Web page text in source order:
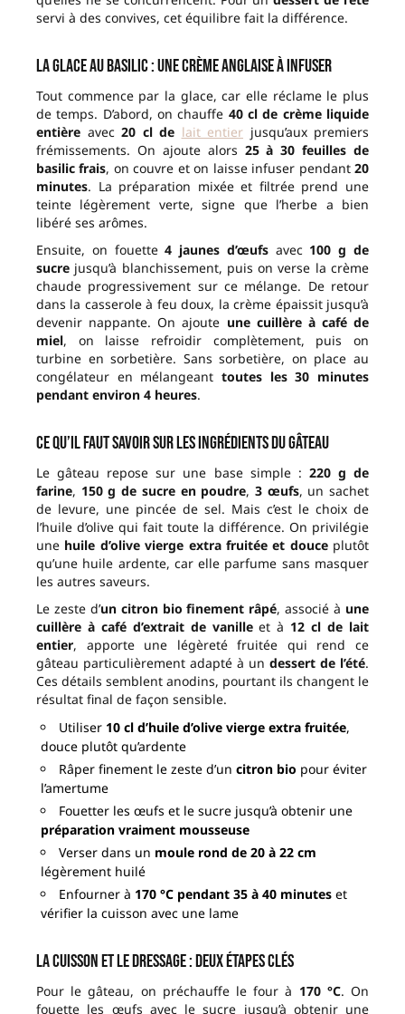
servi à des convives, cet équilibre fait la différence.
La glace au basilic : une crème anglaise à infuser
Tout commence par la glace, car elle réclame le plus
de temps. D’abord, on chauffe 40 cl de crème liquide
entière avec 20 cl de lait entier jusqu’aux premiers
frémissements. On ajoute alors 25 à 30 feuilles de
basilic frais, on couvre et on laisse infuser pendant20
minutes. La préparation mixée et filtrée prend une
teinte légèrement verte, signe que l’herbe a bien
libéré ses arômes.
Ensuite, on fouette4 jaunes d’œufsavec 100 g de
sucre jusqu’à blanchissement, puis on verse la crème
chaude progressivement sur ce mélange. De retour
dans la casserole à feu doux, la crème épaissit jusqu’à
devenir nappante. On ajoute une cuillère à café de
miel, on laisse refroidir complètement, puis on
turbine en sorbetière. Sans sorbetière, on place au
congélateur en mélangeant toutes les 30 minutes
pendant environ 4 heures.
Ce qu’il faut savoir sur les ingrédients du gâteau
Le gâteau repose sur une base simple : 220 g de
farine, 150 g de sucre en poudre, 3 œufs, un sachet
de levure, une pincée de sel. Mais c’est le choix de
l’huile d’olive qui fait toute la différence. On privilégie
une huile d’olive vierge extra fruitée et douceplutôt
qu’une huile ardente, car elle parfume sans masquer
les autres saveurs.
Le zeste d’un citron bio finement râpé, associé à une
cuillère à café d’extrait de vanilleet à 12 cl de lait
entier, apporte une légèreté fruitée qui rend ce
gâteau particulièrement adapté à un dessert de l’été.
Ces détails semblent anodins, pourtant ils changent le
résultat final de façon sensible.
Utiliser 10 cl d’huile d’olive vierge extra fruitée,
douce plutôt qu’ardente
Râper finement le zeste d’un citron bio pour éviter
l’amertume
Fouetter les œufs et le sucre jusqu’à obtenir une
préparation vraiment mousseuse
Verser dans un moule rond de 20 à 22 cm
légèrement huilé
Enfourner à 170 °C pendant 35 à 40 minutes et
vérifier la cuisson avec une lame
La cuisson et le dressage : deux étapes clés
Pour le gâteau, on préchauffe le four à 170 °C. On
fouette les œufs avec le sucre jusqu’à obtenir une